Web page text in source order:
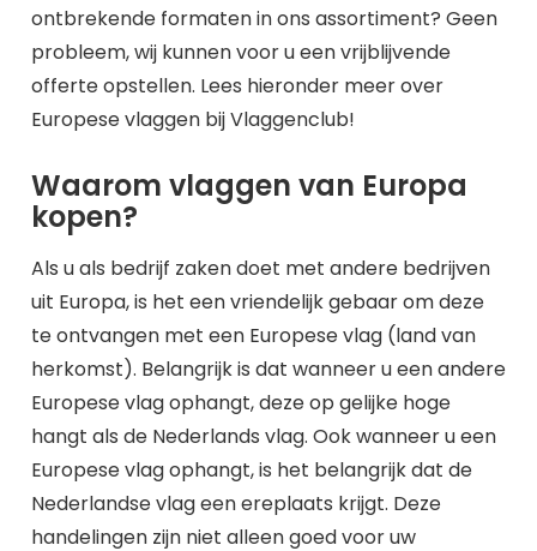
ontbrekende formaten in ons assortiment? Geen
probleem, wij kunnen voor u een vrijblijvende
offerte opstellen. Lees hieronder meer over
Europese vlaggen bij Vlaggenclub!
Waarom vlaggen van Europa
kopen?
Als u als bedrijf zaken doet met andere bedrijven
uit Europa, is het een vriendelijk gebaar om deze
te ontvangen met een Europese vlag (land van
herkomst). Belangrijk is dat wanneer u een andere
Europese vlag ophangt, deze op gelijke hoge
hangt als de Nederlands vlag. Ook wanneer u een
Europese vlag ophangt, is het belangrijk dat de
Nederlandse vlag een ereplaats krijgt. Deze
handelingen zijn niet alleen goed voor uw